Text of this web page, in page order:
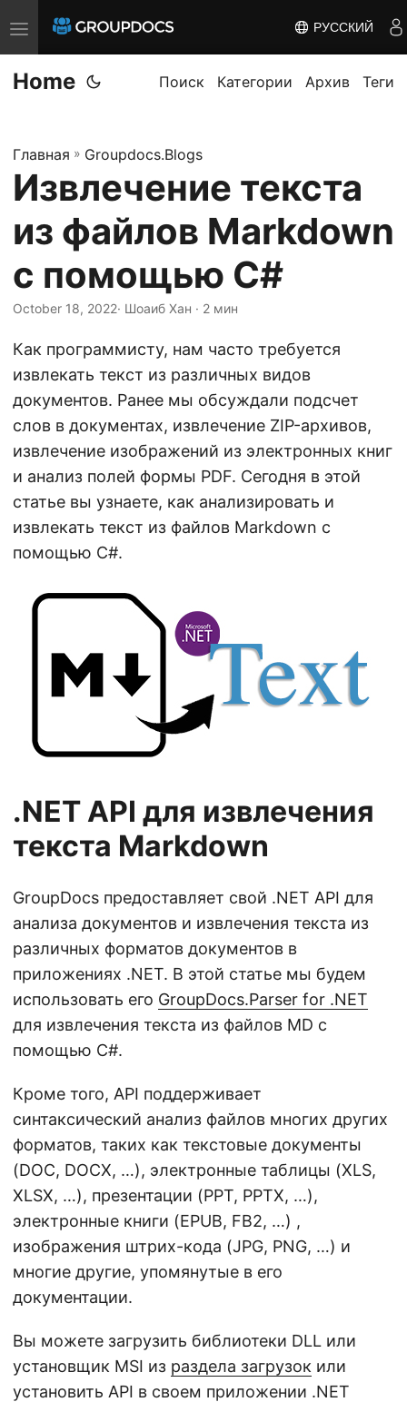
T
o
g
e
n
v
g
a
o
n
РУССКИЙ
Home Поиск Категории Архив Теги
Главная » Groupdocs.Blogs
Извлечение текста
из файлов Markdown
с помощью C#
October 18, 2022· Шоаиб Хан · 2 мин
Как программисту, нам часто требуется
извлекать текст из различных видов
документов. Ранее мы обсуждали подсчет
слов в документах, извлечение ZIP-архивов,
извлечение изображений из электронных книг
и анализ полей формы PDF. Сегодня в этой
статье вы узнаете, как анализировать и
извлекать текст из файлов Markdown с
помощью C#.
.NET API для извлечения
текста Markdown
GroupDocs предоставляет свой .NET API для
анализа документов и извлечения текста из
различных форматов документов в
приложениях .NET. В этой статье мы будем
использовать его GroupDocs.Parser for .NET
для извлечения текста из файлов MD с
помощью C#.
Кроме того, API поддерживает
синтаксический анализ файлов многих других
форматов, таких как текстовые документы
(DOC, DOCX, …), электронные таблицы (XLS,
XLSX, …), презентации (PPT, PPTX, …),
электронные книги (EPUB, FB2, …) ,
изображения штрих-кода (JPG, PNG, …) и
многие другие, упомянутые в его
документации.
Вы можете загрузить библиотеки DLL или
установщик MSI из раздела загрузок или
установить API в своем приложении .NET